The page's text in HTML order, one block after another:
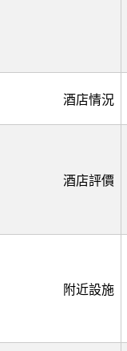
酒店情況
酒店評價
附近設施